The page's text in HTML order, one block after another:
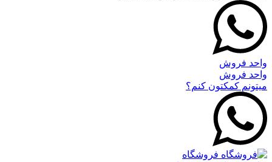
واحد فروش
واحد فروش
میتونم کمکتون کنم؟
فروشگاه